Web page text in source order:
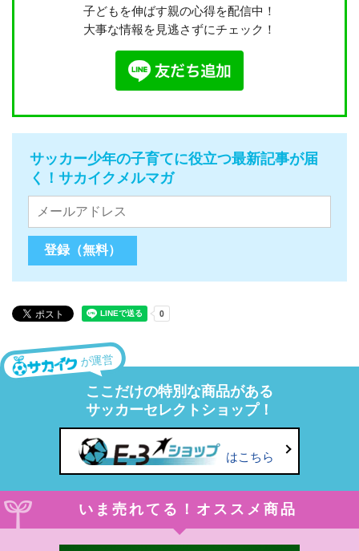
子どもを伸ばす親の心得を配信中！
大事な情報を見逃さずにチェック！
サッカー少年の子育てに役立つ最新記事が届
く！サカイクメルマガ
が運営
ここだけの特別な商品がある
サッカーセレクトショップ！
はこちら
いま売れてる！オススメ商品